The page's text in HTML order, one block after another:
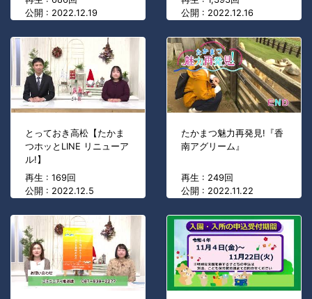
公開 : 2022.12.19
公開 : 2022.12.16
とっておき高松【たかま
つホッとLINE リニューア
ル!】
再生 : 169回
公開 : 2022.12.5
たかまつ魅力再発見!『香
南アグリーム』
再生 : 249回
公開 : 2022.11.22